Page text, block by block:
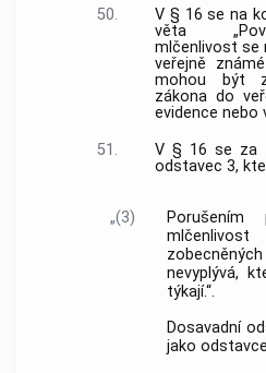
50.
V § 16 se na
věta
mlčenlivost se
veřejně
mohou být
zákona do
evidence nebo
51.
V § 16 se za
odstavec 3,
„(3)
Porušením
nevyplývá,
týkají.“.
Dosavadní
jako